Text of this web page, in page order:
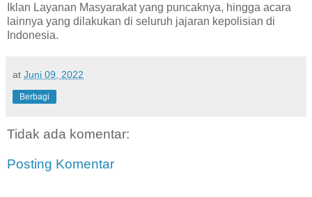
Iklan Layanan Masyarakat yang puncaknya, hingga acara
lainnya yang dilakukan di seluruh jajaran kepolisian di
Indonesia.
at Juni 09, 2022
Berbagi
Tidak ada komentar:
Posting Komentar